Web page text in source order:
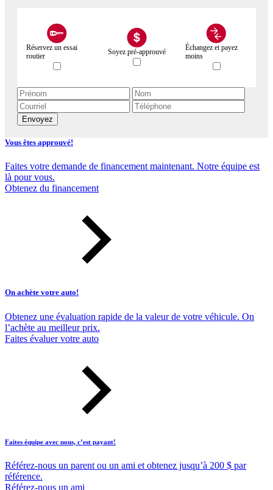
Réservez un essai
routier
Soyez pré-approuvé
Échangez et payez
moins
Envoyez
Vous êtes approuvé!
Faites votre demande de financement maintenant. Notre équipe est
là pour vous.
Obtenez du financement
On achète votre auto!
Obtenez une évaluation rapide de la valeur de votre véhicule. On
l’achète au meilleur prix.
Faites évaluer votre auto
Faites équipe avec nous, c’est payant!
Référez-nous un parent ou un ami et obtenez jusqu’à 200 $ par
référence.
Référez-nous un ami